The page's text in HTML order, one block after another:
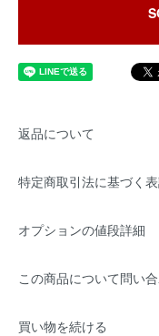
返品について
特定商取引法に基づく
オプションの値段詳細
この商品について問い
買い物を続ける